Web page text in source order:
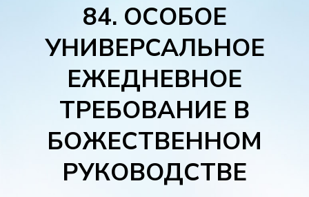
84. ОСОБОЕ
УНИВЕРСАЛЬНОЕ
ЕЖЕДНЕВНОЕ
ТРЕБОВАНИЕ В
БОЖЕСТВЕННОМ
РУКОВОДСТВЕ